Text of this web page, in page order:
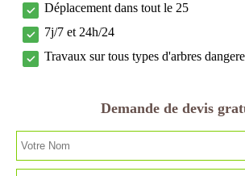
Déplacement dans tout le 25
7j/7 et 24h/24
Travaux sur tous types d'arbres
Demande de devis